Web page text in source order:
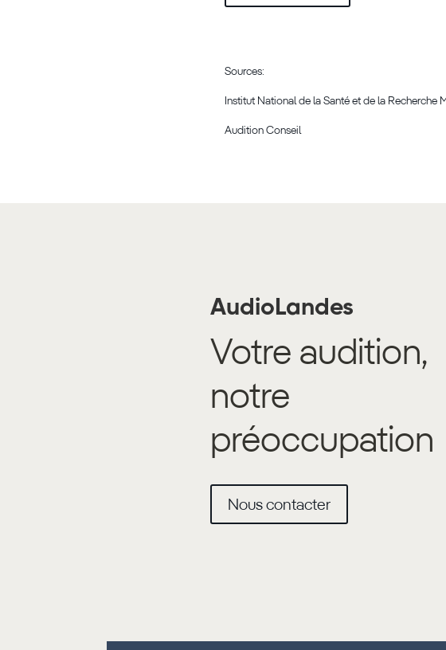
Sources:
Institut National de la Santé et de la Recherche
Audition Conseil
AudioLandes
Votre audition,
notre
préoccupation
Nous contacter